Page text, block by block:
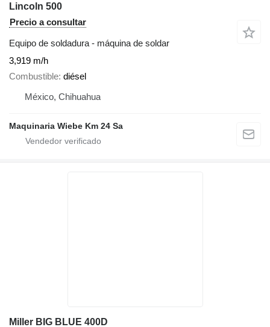
Lincoln 500
Precio a consultar
Equipo de soldadura - máquina de soldar
3,919 m/h
Combustible diésel
México, Chihuahua
Maquinaria Wiebe Km 24 Sa
Miller BIG BLUE 400D